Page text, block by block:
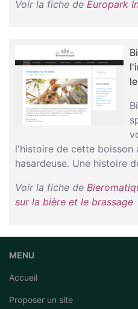
Voir la fiche de Europark
l'histoire de cette boisson
hasardeuse. Une histoire
Voir la fiche de
sur la bière et le brassage
MENU
Accueil
Proposer un site